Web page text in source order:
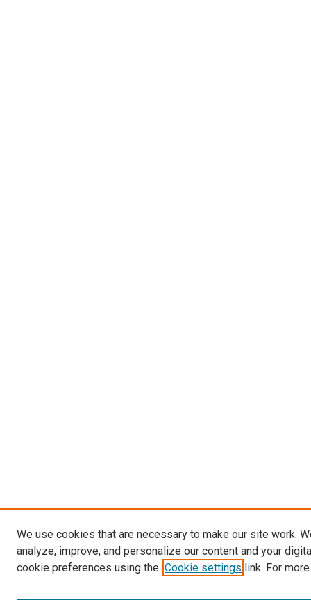
We use cookies that are necessary to make our site work.
analyze, improve, and personalize our content and your
cookie preferences using the Cookie settings link. For